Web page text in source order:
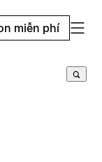
miễn phí